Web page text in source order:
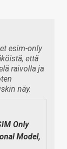
esim-only
että
raivolla ja
näy.
Only
Model,